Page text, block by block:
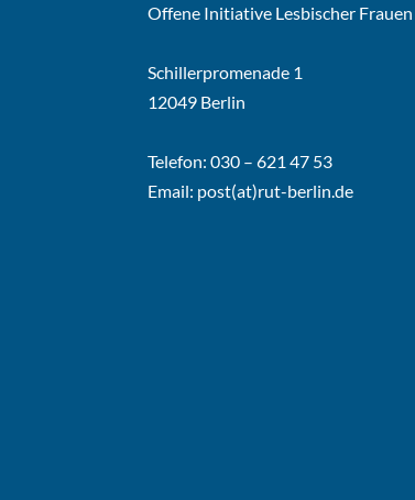
Offene Initiative Lesbischer Frauen
Schillerpromenade 1
12049 Berlin
Telefon: 030 – 621 47 53
Email: post(at)rut-berlin.de